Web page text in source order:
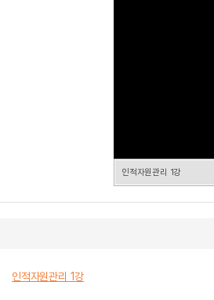
인적자원관리 1강
인적자원관리 1강